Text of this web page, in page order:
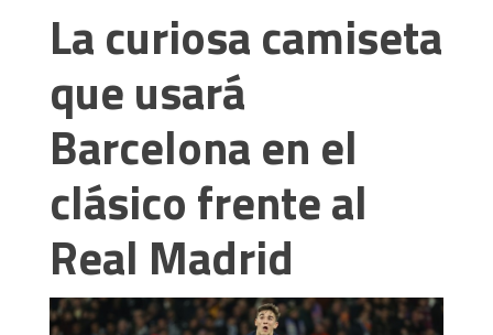
La curiosa camiseta
que usará
Barcelona en el
clásico frente al
Real Madrid